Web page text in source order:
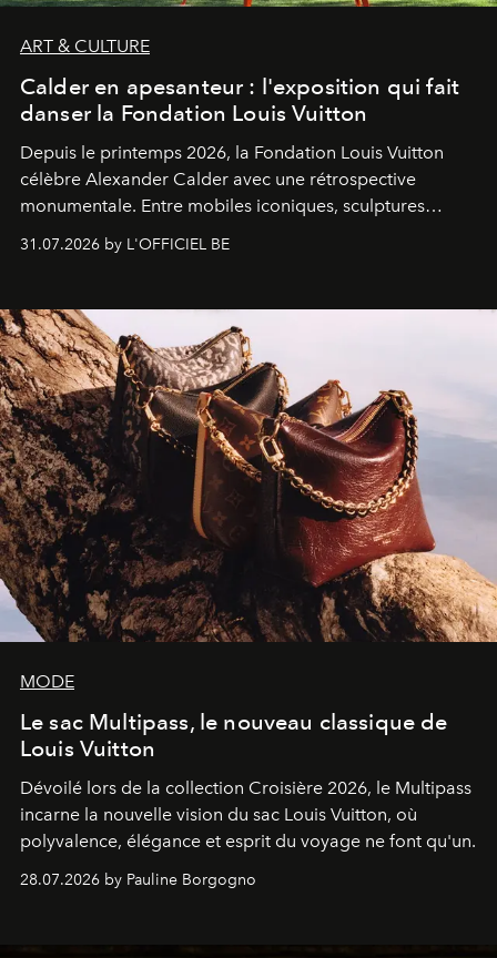
ART & CULTURE
Calder en apesanteur : l'exposition qui fait
danser la Fondation Louis Vuitton
Depuis le printemps 2026, la Fondation Louis Vuitton
célèbre Alexander Calder avec une rétrospective
monumentale. Entre mobiles iconiques, sculptures
américain investit les espaces imaginés par Frank Gehry
sculpture.
31.07.2026 by L'OFFICIEL BE
MODE
Le sac Multipass, le nouveau classique de
Louis Vuitton
Dévoilé lors de la collection Croisière 2026, le Multipass
incarne la nouvelle vision du sac Louis Vuitton, où
polyvalence, élégance et esprit du voyage ne font qu'un.
28.07.2026 by Pauline Borgogno